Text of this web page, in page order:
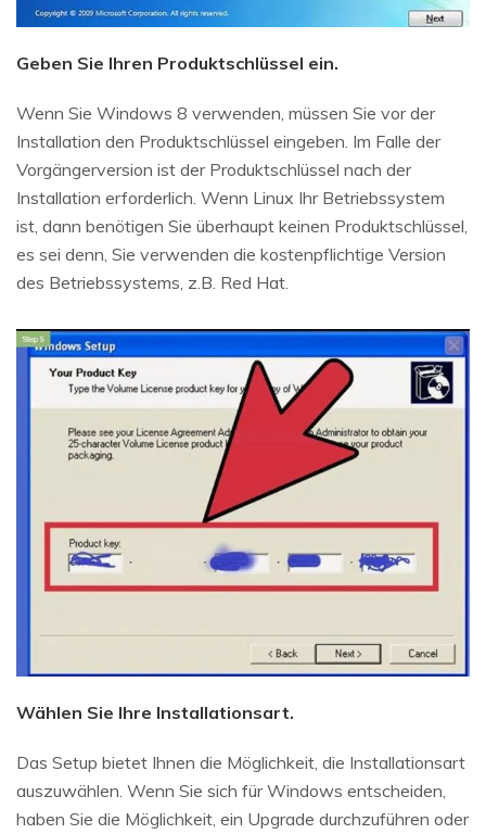
Geben Sie Ihren Produktschlüssel ein.
Wenn Sie Windows 8 verwenden, müssen Sie vor der
Installation den Produktschlüssel eingeben. Im Falle der
Vorgängerversion ist der Produktschlüssel nach der
Installation erforderlich. Wenn Linux Ihr Betriebssystem
ist, dann benötigen Sie überhaupt keinen Produktschlüssel,
es sei denn, Sie verwenden die kostenpflichtige Version
des Betriebssystems, z.B. Red Hat.
Wählen Sie Ihre Installationsart.
Das Setup bietet Ihnen die Möglichkeit, die Installationsart
auszuwählen. Wenn Sie sich für Windows entscheiden,
haben Sie die Möglichkeit, ein Upgrade durchzuführen oder